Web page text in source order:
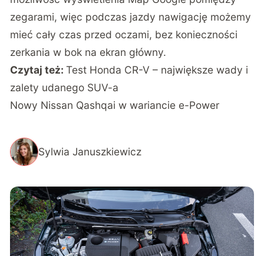
zegarami, więc podczas jazdy nawigację możemy
mieć cały czas przed oczami, bez konieczności
zerkania w bok na ekran główny.
Czytaj też:Test Honda CR-V – największe wady i
zalety udanego SUV-a
Nowy Nissan Qashqai w wariancie e-Power
Sylwia Januszkiewicz